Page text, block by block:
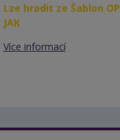
Lze hradit ze Šablon OP
JAK
Více informací